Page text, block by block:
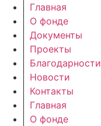
Главная
О фонде
Документы
Проекты
Благодарности
Новости
Контакты
Главная
О фонде